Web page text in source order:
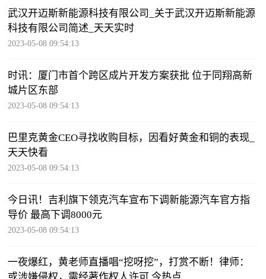
武汉开迈斯新能源科技有限公司_关于武汉开迈斯新能源
科技有限公司简述_天天实时
2023-05-08 09:54:13
时讯：厦门市首个跨区成片开发方案获批 位于同翔高新
城片区东部
2023-05-08 09:54:13
巴里克黄金CEO寻找收购目标，因看好黄金和铜的表现_
天天快看
2023-05-08 09:54:13
今日讯！吉利旗下领克汽车宣布下调新能源汽车官方指
导价 最高下调8000元
2023-05-08 09:54:13
一夜爆红，黄老师直播唱“挖呀挖”，打赏不断！律师：